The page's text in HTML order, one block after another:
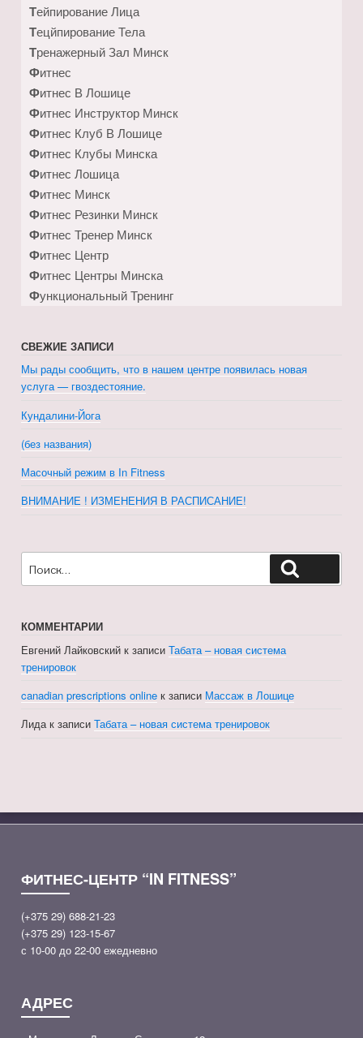
Тейпирование Лица
Тецйпирование Тела
Тренажерный Зал Минск
Фитнес
Фитнес В Лошице
Фитнес Инструктор Минск
Фитнес Клуб В Лошице
Фитнес Клубы Минска
Фитнес Лошица
Фитнес Минск
Фитнес Резинки Минск
Фитнес Тренер Минск
Фитнес Центр
Фитнес Центры Минска
Функциональный Тренинг
СВЕЖИЕ ЗАПИСИ
Мы рады сообщить, что в нашем центре появилась новая
услуга — гвоздестояние.
Кундалини-Йога
(без названия)
Масочный режим в In Fitness
ВНИМАНИЕ ! ИЗМЕНЕНИЯ В РАСПИСАНИЕ!
КОММЕНТАРИИ
Евгений Лайковский к записиТабата – новая система
тренировок
canadian prescriptions online к записи Массаж в Лошице
Лидак записиТабата – новая система тренировок
ФИТНЕС-ЦЕНТР “IN FITNESS”
(+375 29) 688-21-23
(+375 29) 123-15-67
с 10-00 до 22-00 ежедневно
АДРЕС